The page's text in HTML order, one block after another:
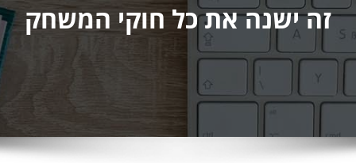
זה ישנה את כל חוקי המשחק